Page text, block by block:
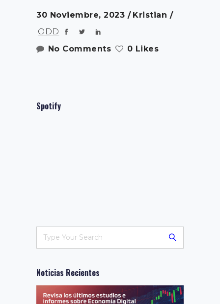
30 Noviembre, 2023
Kristian
ODD
No Comments
0 Likes
Spotify
Noticias Recientes